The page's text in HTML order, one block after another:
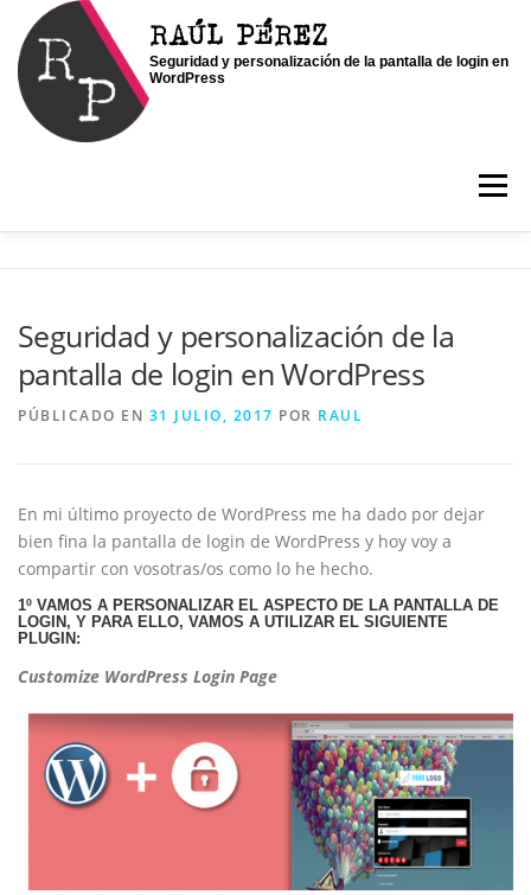
Saltar
contenido
RAÚL PÉREZ
Seguridad y personalización de la pantalla de login en
WordPress
Menú
PORTFOLIO CONTACTO BLOG
Seguridad y personalización de la
pantalla de login en WordPress
PÚBLICADO EN 31 JULIO, 2017 POR RAUL
En mi último proyecto de WordPress me ha dado por dejar
bien fina la pantalla de login de WordPress y hoy voy a
compartir con vosotras/os como lo he hecho.
1º VAMOS A PERSONALIZAR EL ASPECTO DE LA PANTALLA DE
LOGIN, Y PARA ELLO, VAMOS A UTILIZAR EL SIGUIENTE
PLUGIN:
Customize WordPress Login Page